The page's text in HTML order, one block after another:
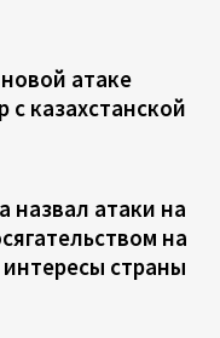
атаке
с казахстанской
назвал атаки на
на
страны